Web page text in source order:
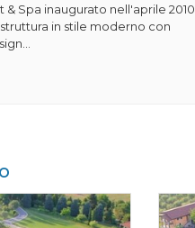
& Spa inaugurato nell'aprile 2010
in stile moderno con